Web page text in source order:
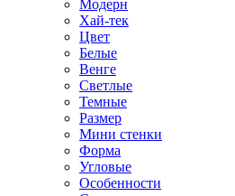
Модерн
Хай-тек
Цвет
Белые
Венге
Светлые
Темные
Размер
Мини стенки
Форма
Угловые
Особенности